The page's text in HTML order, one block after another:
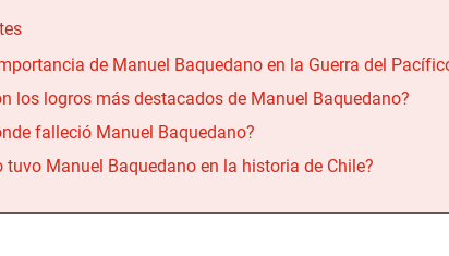
de Manuel Baquedano en la Guerra del
los logros más destacados de Manuel Baquedano?
falleció Manuel Baquedano?
tuvo Manuel Baquedano en la historia de Chile?